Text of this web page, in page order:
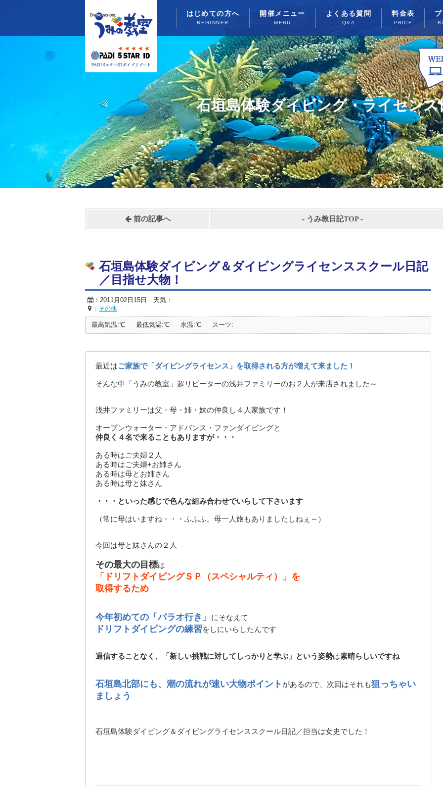
はじめての方へ
BEGINNER
開催メニュー
MENU
よくある質問
Q&A
料金表
PRICE
石垣島体験ダイビング・ライセンス
前の記事へ - うみ教日記TOP-
石垣島体験ダイビング＆ダイビングライセンススクール日記
／目指せ大物！
：2011月02日15日 天気：
： その他
最高気温:℃ 最低気温:℃ 水温:℃ スーツ:
最近はご家族で「ダイビングライセンス」を取得される方が増えて来ました！
そんな中「うみの教室」超リピーターの浅井ファミリーのお２人が来店されました～
浅井ファミリーは父・母・姉・妹の仲良し４人家族です！
オープンウォーター・アドバンス・ファンダイビングと
仲良く４名で来ることもありますが・・・
ある時はご夫婦２人
ある時はご夫婦+お姉さん
ある時は母とお姉さん
ある時は母と妹さん
・・・といった感じで色んな組み合わせでいらして下さいます
（常に母はいますね・・・ふふふ。母一人旅もありましたしねぇ～）
今回は母と妹さんの２人
その最大の目標は
「ドリフトダイビングＳＰ（スペシャルティ）」を
取得するため
今年初めての「パラオ行き」 にそなえて
ドリフトダイビングの練習をしにいらしたんです
過信することなく、「新しい挑戦に対してしっかりと学ぶ」という姿勢は素晴らしいですね
石垣島北部にも、潮の流れが速い大物ポイント があるので、次回はそれも狙っちゃい
ましょう
石垣島体験ダイビング＆ダイビングライセンススクール日記／担当は女史でした！